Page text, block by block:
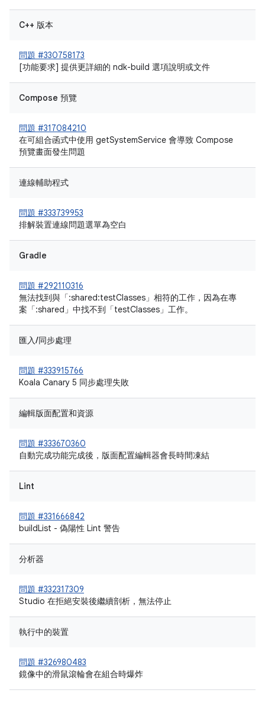
C++ 版本
問題 #330758173
[功能要求] 提供更詳細的 ndk-build 選項說明或文件
Compose 預覽
問題 #317084210
在可組合函式中使用 getSystemService 會導致 Compose
預覽畫面發生問題
連線輔助程式
問題 #333739953
排解裝置連線問題選單為空白
Gradle
問題 #292110316
無法找到與「:shared:testClasses」相符的工作，因為在專
案「:shared」中找不到「testClasses」工作。
匯入/同步處理
問題 #333915766
Koala Canary 5 同步處理失敗
編輯版面配置和資源
問題 #333670360
自動完成功能完成後，版面配置編輯器會長時間凍結
Lint
問題 #331666842
buildList - 偽陽性 Lint 警告
分析器
問題 #332317309
Studio 在拒絕安裝後繼續剖析，無法停止
執行中的裝置
問題 #326980483
鏡像中的滑鼠滾輪會在組合時爆炸